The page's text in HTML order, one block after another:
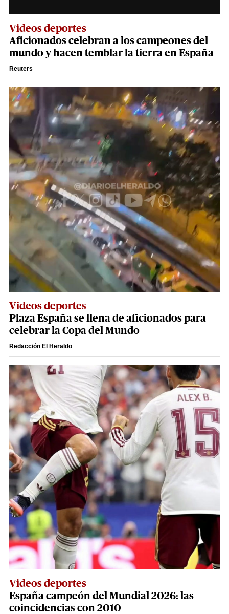
Videos deportes
Aficionados celebran a los campeones del
mundo y hacen temblar la tierra en España
Reuters
Videos deportes
Plaza España se llena de aficionados para
celebrar la Copa del Mundo
Redacción El Heraldo
Videos deportes
España campeón del Mundial 2026: las
coincidencias con 2010